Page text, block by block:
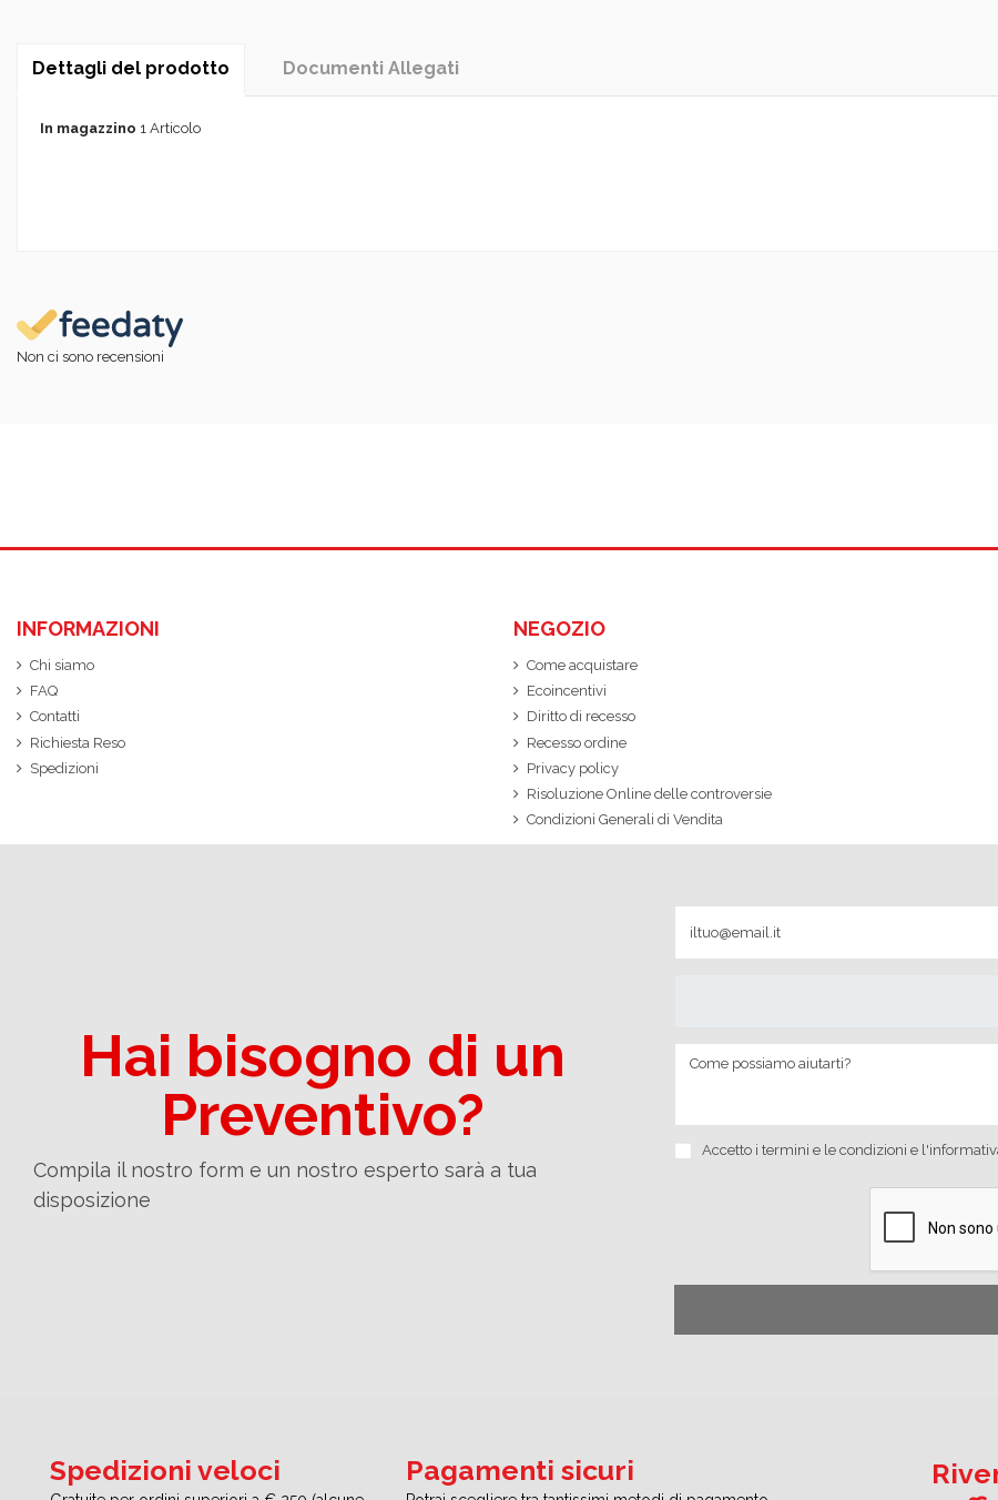
Dettagli del prodotto Documenti Allegati
In magazzino 1 Articolo
Non ci sono recensioni
INFORMAZIONI
Chi siamo
FAQ
Contatti
Richiesta Reso
Spedizioni
NEGOZIO
Come acquistare
Ecoincentivi
Diritto di recesso
Recesso ordine
Privacy policy
Risoluzione Online delle controversie
Condizioni Generali di Vendita
Hai bisogno di un
Preventivo?
Compila il nostro form e un nostro esperto sarà a tua
disposizione
Accetto itermini e le condizioni e
Spedizioni veloci Pagamenti sicuri